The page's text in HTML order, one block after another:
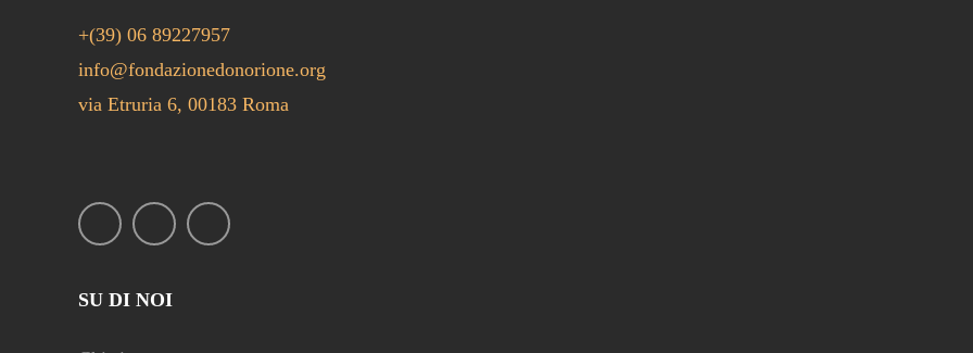
+(39) 06 89227957
info@fondazionedonorione.org
via Etruria 6, 00183 Roma
SU DI NOI